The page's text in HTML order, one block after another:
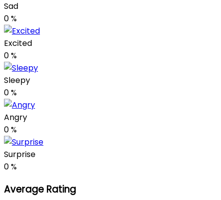
Sad
0%
Excited
0%
Sleepy
0%
Angry
0%
Surprise
0%
Average Rating